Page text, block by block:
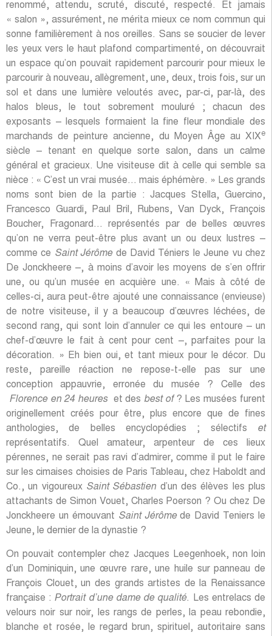
renommé, attendu, scruté, discuté, respecté. Et jamais
« salon », assurément, ne mérita mieux ce nom commun qui
sonne familièrement à nos oreilles. Sans se soucier de lever
les yeux vers le haut plafond compartimenté, on découvrait
un espace qu’on pouvait rapidement parcourir pour mieux le
parcourir à nouveau, allègrement, une, deux, trois fois, sur un
sol et dans une lumière veloutés avec, par-ci, par-là, des
halos bleus, le tout sobrement mouluré ; chacun des
exposants – lesquels formaient la fine fleur mondiale des
marchands de peinture ancienne, du Moyen Âge au XIXe
siècle – tenant en quelque sorte salon, dans un calme
général et gracieux. Une visiteuse dit à celle qui semble sa
nièce : « C’est un vrai musée… mais éphémère. » Les grands
noms sont bien de la partie : Jacques Stella, Guercino,
Francesco Guardi, Paul Bril, Rubens, Van Dyck, François
Boucher, Fragonard… représentés par de belles œuvres
qu’on ne verra peut-être plus avant un ou deux lustres –
comme ce Saint Jérôme de David Téniers le Jeune vu chez
De Jonckheere –, à moins d’avoir les moyens de s’en offrir
une, ou qu’un musée en acquière une. « Mais à côté de
celles-ci, aura peut-être ajouté une connaissance (envieuse)
de notre visiteuse, il y a beaucoup d’œuvres léchées, de
second rang, qui sont loin d’annuler ce qui les entoure – un
chef-d’œuvre le fait à cent pour cent –, parfaites pour la
décoration. » Eh bien oui, et tant mieux pour le décor. Du
reste, pareille réaction ne repose-t-elle pas sur une
conception appauvrie, erronée du musée ? Celle des
Florence en 24 heureset des best of? Les musées furent
originellement créés pour être, plus encore que de fines
anthologies, de belles encyclopédies ; sélectifs et
représentatifs. Quel amateur, arpenteur de ces lieux
pérennes, ne serait pas ravi d’admirer, comme il put le faire
sur les cimaises choisies de Paris Tableau, chez Haboldt and
Co., un vigoureux Saint Sébastien d’un des élèves les plus
attachants de Simon Vouet, Charles Poerson ? Ou chez De
Jonckheere un émouvant Saint Jérômede David Teniers le
Jeune, le dernier de la dynastie ?
On pouvait contempler chez Jacques Leegenhoek, non loin
d’un Dominiquin, une œuvre rare, une huile sur panneau de
François Clouet, un des grands artistes de la Renaissance
française : Portrait d’une dame de qualité. Les entrelacs de
velours noir sur noir, les rangs de perles, la peau rebondie,
blanche et rosée, le regard brun, spirituel, autoritaire sans